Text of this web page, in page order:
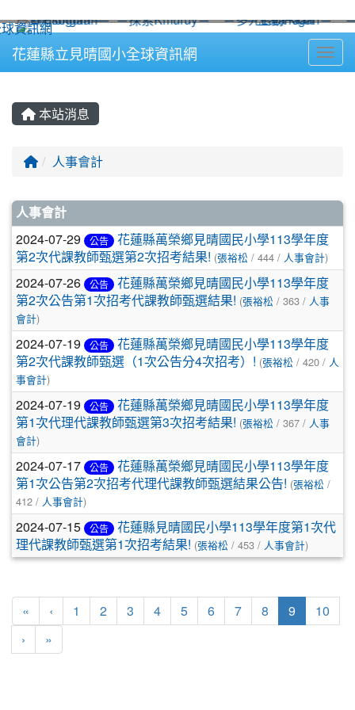
⏸
花蓮縣立見晴國小全球資訊網
本站消息
回首頁
人事會計
文章列表
人事會計
2024-07-29 公告
花蓮縣萬榮鄉見晴國民小學113學年度
第2次代課教師甄選第2次招考結果! (張裕松 / 444 / 人事會計)
2024-07-26 公告
花蓮縣萬榮鄉見晴國民小學113學年度
第2次公告第1次招考代課教師甄選結果! (張裕松 / 363 / 人事
會計)
2024-07-19 公告
花蓮縣萬榮鄉見晴國民小學113學年度
第2次代課教師甄選（1次公告分4次招考）! (張裕松 / 420 / 人
事會計)
2024-07-19 公告
花蓮縣萬榮鄉見晴國民小學113學年度
第1次代理代課教師甄選第3次招考結果! (張裕松 / 367 / 人事
會計)
2024-07-17 公告
花蓮縣萬榮鄉見晴國民小學113學年度
第1次公告第2次招考代理代課教師甄選結果公告! (張裕松 /
412 / 人事會計)
2024-07-15 公告
花蓮縣見晴國民小學113學年度第1次代
理代課教師甄選第1次招考結果! (張裕松 / 453 / 人事會計)
« 第一頁
‹ 上一頁
1 2 3 4 5 6 7 8 9 (目前頁次)
10
› 下一頁
»